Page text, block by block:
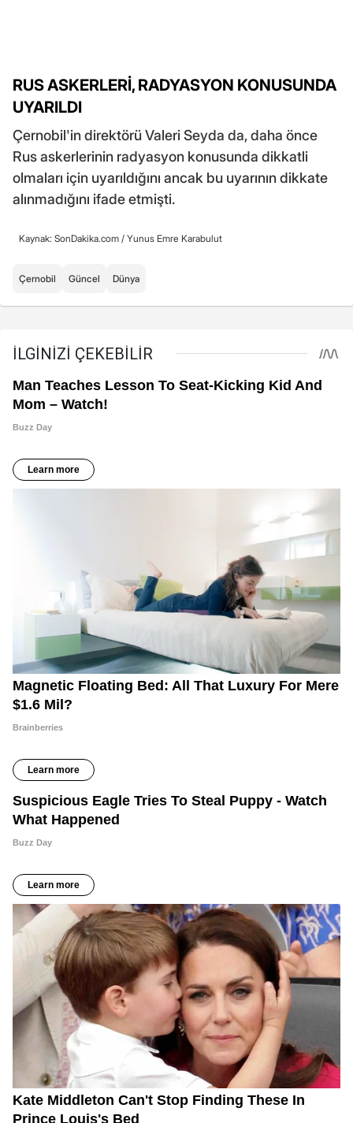
RUS ASKERLERİ, RADYASYON KONUSUNDA
UYARILDI
Çernobil'in direktörü Valeri Seyda da, daha önce
Rus askerlerinin radyasyon konusunda dikkatli
olmaları için uyarıldığını ancak bu uyarının dikkate
alınmadığını ifade etmişti.
Kaynak: SonDakika.com / Yunus Emre Karabulut
Çernobil Güncel Dünya